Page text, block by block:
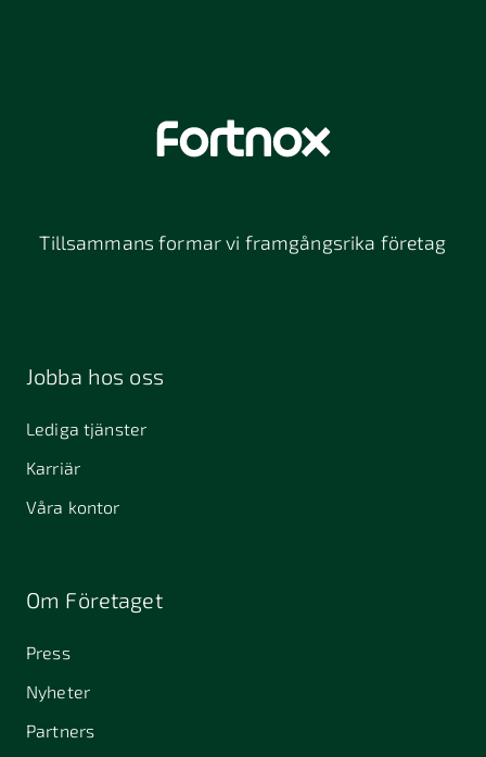
Tillsammans formar vi framgångsrika företag
Jobba hos oss
Lediga tjänster
Karriär
Våra kontor
Om Företaget
Press
Nyheter
Partners